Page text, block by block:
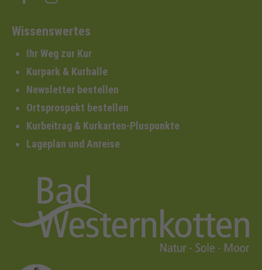
Wissenswertes
Ihr Weg zur Kur
Kurpark & Kurhalle
Newsletter bestellen
Ortsprospekt bestellen
Kurbeitrag & Kurkarten-Pluspunkte
Lageplan und Anreise